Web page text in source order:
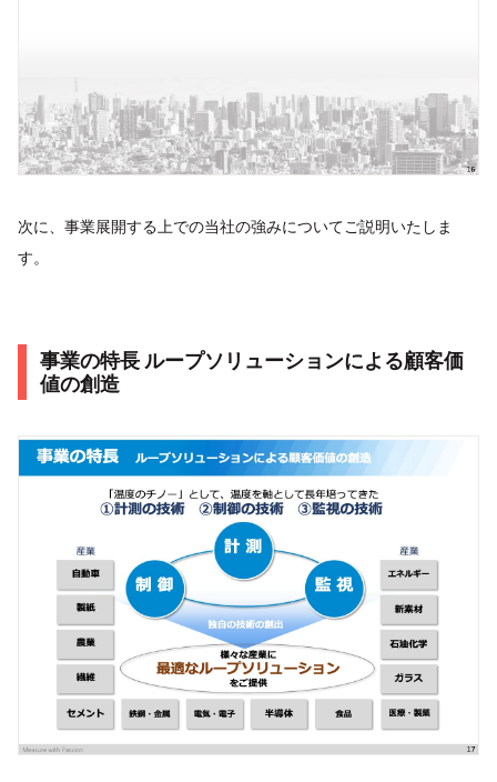
次に、事業展開する上での当社の強みについてご説明いたしま
す。​
事業の特長 ループソリューションによる顧客価
値の創造